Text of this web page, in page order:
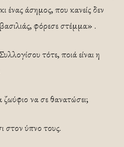
ένας άσημος, που κανείς δεν
φόρεσε στέμμα» .
τότε, ποιά είναι η
να σε θανατώσει;
στον ύπνο τους.